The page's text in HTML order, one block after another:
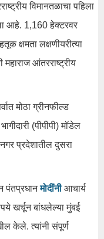
विमानतळाचा पहिला
आहे. 1,160 हेक्टरवर
क्षमता लक्षणीयरीत्या
महाराज आंतरराष्ट्रीय
मोठा ग्रीनफील्ड
(पीपीपी) मॉडेल
प्रदेशातील दुसरा
पंतप्रधानमोदींनी आचार्य
खर्चून बांधलेल्या मुंबई
केले. त्यांनी संपूर्ण